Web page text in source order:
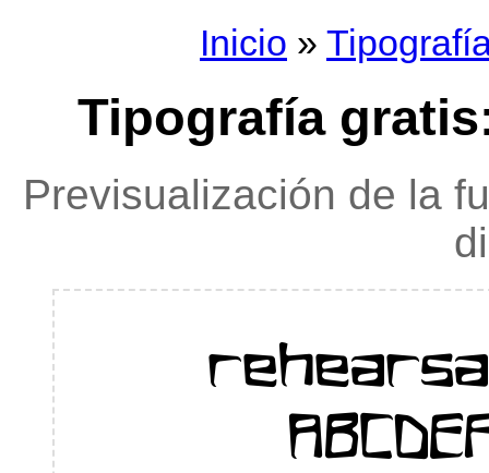
Inicio »
Tipografía
Previsualización de la